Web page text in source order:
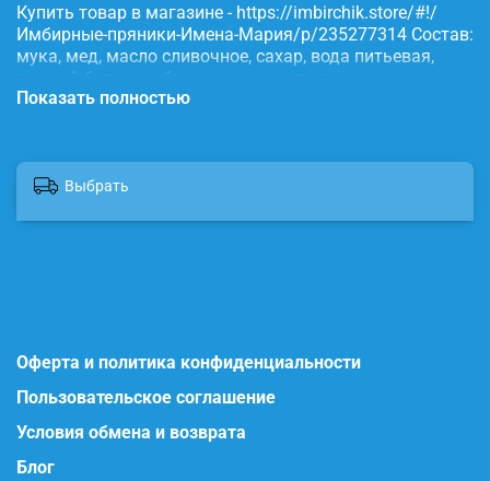
Купить товар в магазине - https://imbirchik.store/#!/
Имбирные-пряники-Имена-Мария/p/235277314 Состав:
мука, мед, масло сливочное, сахар, вода питьевая,
яичный белок, имбирь, корица, сода, пищевые
красители.
Показать полностью
Выбрать
Оферта и политика конфиденциальности
Пользовательское соглашение
Условия обмена и возврата
Блог